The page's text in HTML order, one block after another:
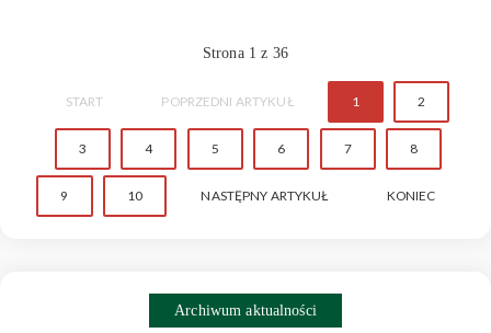
Strona 1 z 36
START POPRZEDNI ARTYKUŁ 1 2
3 4 5 6 7 8
9 10 NASTĘPNY ARTYKUŁ KONIEC
Archiwum aktualności